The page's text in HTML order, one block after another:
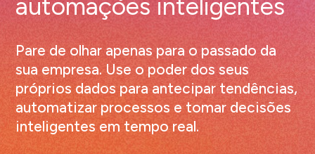
automações inteligentes
Pare de olhar apenas para o passado da
sua empresa. Use o poder dos seus
próprios dados para antecipar tendências,
automatizar processos e tomar decisões
inteligentes em tempo real.